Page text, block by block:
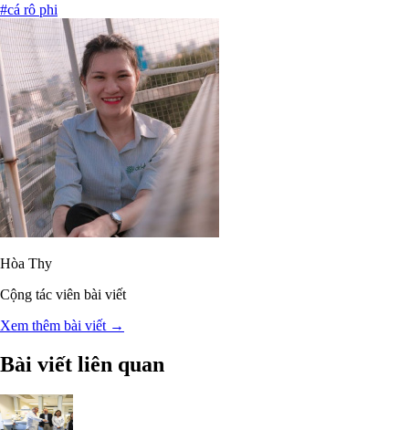
#cá rô phi
Hòa Thy
Cộng tác viên bài viết
Xem thêm bài viết →
Bài viết liên quan